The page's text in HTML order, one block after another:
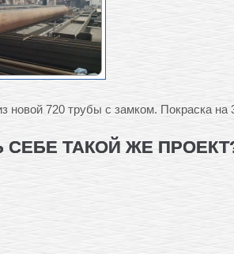
новой 720 трубы с замком. Покраска
ТАКОЙ ЖЕ